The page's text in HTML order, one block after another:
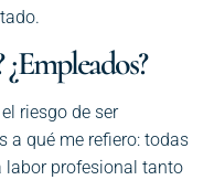
¿Empleados?
riesgo de ser
a qué me refiero: todas
labor profesional tanto